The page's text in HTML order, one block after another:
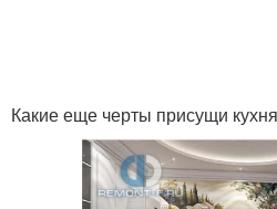
Какие еще черты присущи